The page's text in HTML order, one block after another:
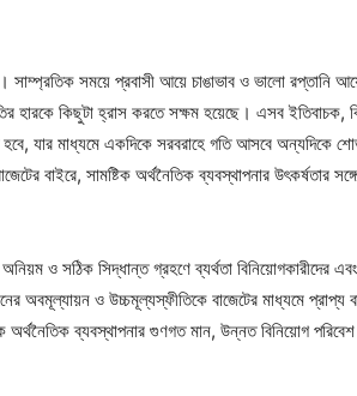
সময়ে প্রবাসী আয়ে চাঙাভাব ও ভালো রপ্তানি
হারকে কিছুটা হ্রাস করতে সক্ষম হয়েছে। এসব ইতিবাচক,
যার মাধ্যমে একদিকে সরবরাহে গতি আসবে অন্যদিকে
বাইরে, সামষ্টিক অর্থনৈতিক ব্যবস্থাপনার উৎকর্ষতার
ও সঠিক সিদ্ধান্ত গ্রহণে ব্যর্থতা বিনিয়োগকারীদের
ও উচ্চমূল্যস্ফীতিকে বাজেটের মাধ্যমে প্রাপ্য
ব্যবস্থাপনার গুণগত মান, উন্নত বিনিয়োগ পরিবেশ